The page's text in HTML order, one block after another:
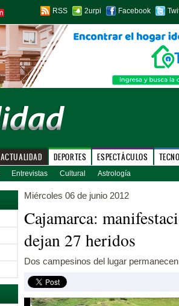
RSS 2urpi Facebook
ACTUALIDAD DEPORTES ESPECTÁCULOS
Entrevistas Cultural Astrología
Miércoles 06 de junio 2012
Cajamarca:
dejan 27 heridos
Dos campesinos del lugar